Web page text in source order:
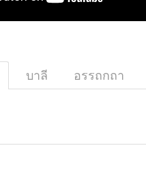
บาลี อรรถกถา